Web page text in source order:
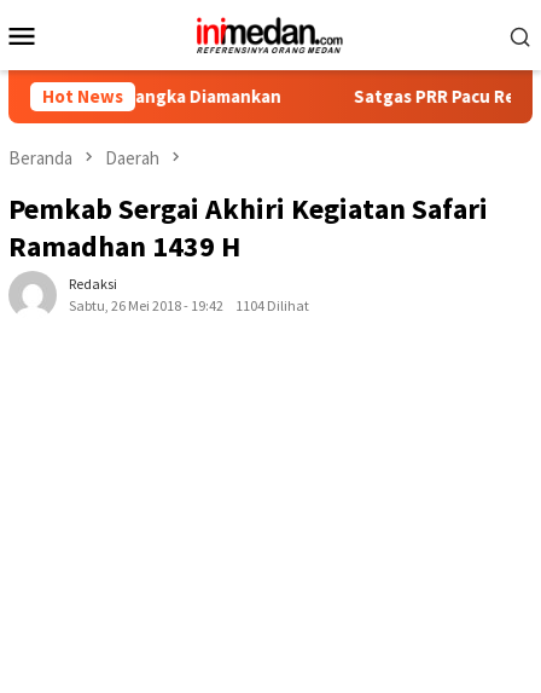
ke
Mobile
Hot NewsDiamankan Satgas PRR Pacu Realisasi
Beranda Daerah
Pemkab Sergai Akhiri Kegiatan Safari
Ramadhan 1439 H
Redaksi
Sabtu, 26 Mei 2018 - 19:42
1104 Dilihat